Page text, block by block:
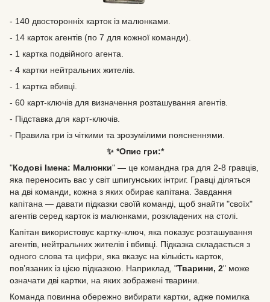
- 140 двосторонніх карток із малюнками.
- 14 карток агентів (по 7 для кожної команди).
- 1 картка подвійного агента.
- 4 картки нейтральних жителів.
- 1 картка вбивці.
- 60 карт-ключів для визначення розташування агентів.
- Підставка для карт-ключів.
- Правила гри із чіткими та зрозумілими поясненнями.
✨ *Опис гри:*
"Кодові Імена: Малюнки" — це командна гра для 2-8 гравців,
яка переносить вас у світ шпигунських інтриг. Гравці діляться
на дві команди, кожна з яких обирає капітана. Завдання
капітана — давати підказки своїй команді, щоб знайти "своїх"
агентів серед карток із малюнками, розкладених на столі.
Капітан використовує картку-ключ, яка показує розташування
агентів, нейтральних жителів і вбивці. Підказка складається з
одного слова та цифри, яка вказує на кількість карток,
пов’язаних із цією підказкою. Наприклад, "Тварини, 2" може
означати дві картки, на яких зображені тварини.
Команда повинна обережно вибирати картки, адже помилка